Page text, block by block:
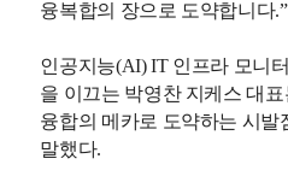
융복합의 장으로 도약합니다.”
인공지능(AI) IT 인프라 모니
을 이끄는 박영찬 지케스 대
융합의 메카로 도약하는 시발
말했다.